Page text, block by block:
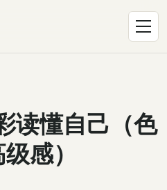
打开菜单
读懂自己（色
感）